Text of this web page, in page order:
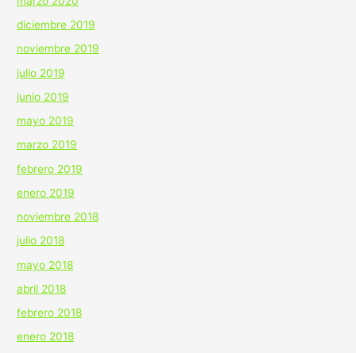
diciembre 2019
noviembre 2019
julio 2019
junio 2019
mayo 2019
marzo 2019
febrero 2019
enero 2019
noviembre 2018
julio 2018
mayo 2018
abril 2018
febrero 2018
enero 2018